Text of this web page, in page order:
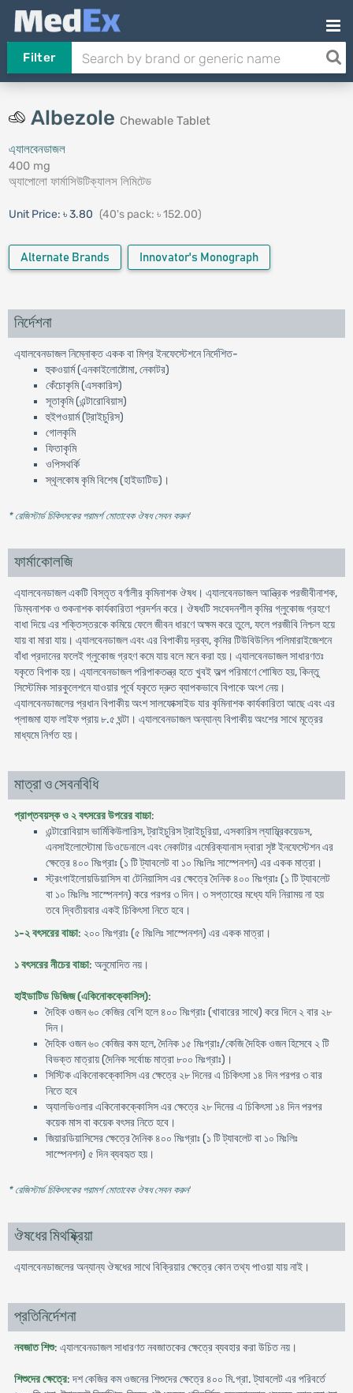
Filter
Albezole Chewable Tablet
এ্যালবেনডাজল
400 mg
অ্যাপোলো ফার্মাসিউটিক্যালস লিমিটেড
Unit Price: ৳ 3.80 (40's pack: ৳ 152.00)
Alternate Brands Innovator's Monograph
নির্দেশনা
এ্যালবেনডাজল নিম্নোক্ত একক বা মিশ্র ইনফেস্টেশনে নির্দেশিত-
হুকওয়ার্ম (এনকাইলোষ্টোমা, নেকাটর)
কেঁচোকৃমি (এসকারিস)
সূতাকৃমি (এন্টারোবিয়াস)
হুইপওয়ার্ম (ট্রাইচুরিস)
গোলকৃমি
ফিতাকৃমি
ওপিসথর্কি
স্থূলকোষ কৃমি বিশেষ (হাইডাটিড)।
* রেজিস্টার্ড চিকিৎসকের পরামর্শ মোতাবেক ঔষধ সেবন করুন'
ফার্মাকোলজি
এ্যালবেনডাজল একটি বিস্তৃত বর্ণালীর কৃমিনাশক ঔষধ। এ্যালবেনডাজল আন্ত্রিক পরজীবীনাশক,
ডিম্বনাশক ও শুকনাশক কার্যকারিতা প্রদর্শন করে। ঔষধটি সংবেদনশীল কৃমির গ্লুকোজ গ্রহণে
বাধা দিয়ে এর শক্তিস্তরকে কমিয়ে ফেলে জীবন ধারণে অক্ষম করে তুলে, ফলে পরজীবি নিশ্চল হয়ে
যায় বা মারা যায়। এ্যালবেনডাজল এবং এর বিপাকীয় দ্রব্য, কৃমির টিউবিউলিন পলিমারাইজেশনে
বাঁধা প্রদানের ফলেই গ্লুকোজ গ্রহণ কমে যায় বলে মনে করা হয়। এ্যালবেনডাজল সাধারণতঃ
যকৃতে বিপাক হয়। এ্যালবেনডাজল পরিপাকতন্ত্র হতে খুবই অল্প পরিমাণে শোষিত হয়, কিন্তু
সিস্টেমিক সারকুলেশনে যাওয়ার পূর্বে যকৃতে দ্রুত ব্যাপকভাবে বিপাকে অংশ নেয়।
এ্যালবেনডাজলের প্রধান বিপাকীয় অংশ সালফোক্সাইড যার কৃমিনাশক কার্যকারিতা আছে এবং এর
প্লাজমা হাফ লাইফ প্রায় ৮.৫ ঘন্টা। এ্যালবেনডাজল অন্যান্য বিপাকীয় অংশের সাথে মূত্রের
মাধ্যমে নির্গত হয়।
মাত্রা ও সেবনবিধি
প্রাপ্তবয়স্ক ও ২ বৎসরের উপরের বাচ্চা:
এন্টারোবিয়াস ভার্মিকিউলারিস, ট্রাইচুরিস ট্রাইচুরিয়া, এসকারিস ল্যাম্ব্রিকয়েডস,
এনসাইলোস্টোমা ডিওডেনালে এবং নেকাটার এমেরিক্যানাস দ্বারা সৃষ্ট ইনফেস্টেশন এর
ক্ষেত্রে ৪০০ মিঃগ্রাঃ (১ টি ট্যাবলেট বা ১০ মিঃলিঃ সাস্পেনশন) এর একক মাত্রা।
স্ট্রংগাইলোয়ডিয়াসিস বা টেনিয়াসিস এর ক্ষেত্রে দৈনিক ৪০০ মিঃগ্রাঃ (১ টি ট্যাবলেট
বা ১০ মিঃলিঃ সাস্পেনশন) করে পরপর ৩ দিন। ৩ সপ্তাহের মধ্যে যদি নিরাময় না হয়
তবে দ্বিতীয়বার একই চিকিৎসা নিতে হবে।
১-২ বৎসরের বাচ্চা: ২০০ মিঃগ্রাঃ (৫ মিঃলিঃ সাস্পেনশন) এর একক মাত্রা।
১ বৎসরের নীচের বাচ্চা: অনুমোদিত নয়।
হাইডাটিড ডিজিজ (একিনোকক্কোসিস):
দৈহিক ওজন ৬০ কেজির বেশি হলে ৪০০ মিঃগ্রাঃ (খাবারের সাথে) করে দিনে ২ বার ২৮
দিন।
দৈহিক ওজন ৬০ কেজির কম হলে, দৈনিক ১৫ মিঃগ্রাঃ/কেজি দৈহিক ওজন হিসেবে ২ টি
বিভক্ত মাত্রায় (দৈনিক সর্বোচ্চ মাত্রা ৮০০ মিঃগ্রাঃ)।
সিস্টিক একিনোকক্কোসিস এর ক্ষেত্রে ২৮ দিনের এ চিকিৎসা ১৪ দিন পরপর ৩ বার
নিতে হবে
অ্যালভিওলার একিনোকক্কোসিস এর ক্ষেত্রে ২৮ দিনের এ চিকিৎসা ১৪ দিন পরপর
কয়েক মাস বা কয়েক বৎসর নিতে হবে।
জিয়ারডিয়াসিসের ক্ষেত্রে দৈনিক ৪০০ মিঃগ্রাঃ (১ টি ট্যাবলেট বা ১০ মিঃলিঃ
সাস্পেনশন) ৫ দিন ব্যবহৃত হয়।
* রেজিস্টার্ড চিকিৎসকের পরামর্শ মোতাবেক ঔষধ সেবন করুন'
ঔষধের মিথষ্ক্রিয়া
এ্যালবেনডাজলের অন্যান্য ঔষধের সাথে বিক্রিয়ার ক্ষেত্রে কোন তথ্য পাওয়া যায় নাই।
প্রতিনির্দেশনা
নবজাত শিশু: এ্যালবেনডাজল সাধারণত নবজাতকের ক্ষেত্রে ব্যবহার করা উচিত নয়।
শিশুদের ক্ষেত্রে: দশ কেজির কম ওজনের শিশুদের ক্ষেত্রে ৪০০ মি.গ্রা. ট্যাবলেট এর পরিবর্তে